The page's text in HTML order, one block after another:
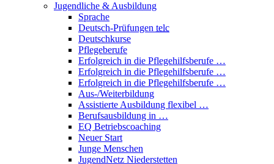
Jugendliche & Ausbildung
Sprache
Deutsch-Prüfungen telc
Deutschkurse
Pflegeberufe
Erfolgreich in die Pflegehilfsberufe …
Erfolgreich in die Pflegehilfsberufe …
Erfolgreich in die Pflegehilfsberufe …
Aus-/Weiterbildung
Assistierte Ausbildung flexibel …
Berufsausbildung in …
EQ Betriebscoaching
Neuer Start
Junge Menschen
JugendNetz Niederstetten